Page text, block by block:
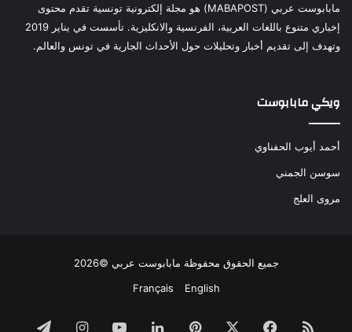
مابابوست عربي (MABAPOST) هو مجلة إلكترونية تونسية تقدم محتوى
إخباري متنوع باللغات العربية، الفرنسية والانكليزية. تأسست في يناير 2019
وتهدف إلى تقديم أخبار وتحليلات حول الأحداث الجارية في تونس والعالم.
ويكي مابابوست
أحمد أيوب الحفناوي
سوسن الجمني
مروى العلج
جميع الحقوق محفوظة مابابوست عربي ©2026
English
Français
ملخص فيسبوك بينتيريستلينكدإن ‫YouTubeانستقرام